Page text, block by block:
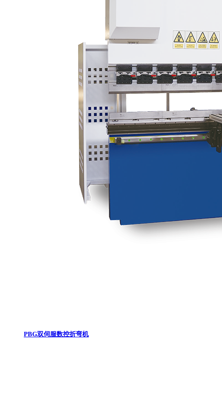
PBG双伺服数控折弯机